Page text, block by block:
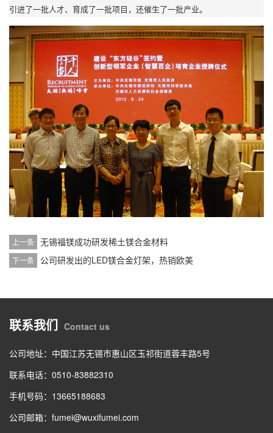
引进了一批人才、育成了一批项目，还催生了一批产业。
上一条 无锡福镁成功研发稀土镁合金材料
下一条 公司研发出的LED镁合金灯架，热销欧美
联系我们 Contact us
公司地址：中国江苏无锡市惠山区玉祁街道蓉丰路5号
联系电话：0510-83882310
手机号码：13665188683
公司邮箱：fumei@wuxifumei.com